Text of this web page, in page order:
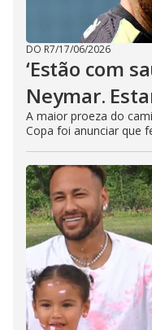
DO R7/17/06/2026
‘Estão com
Neymar.
A maior proeza do
Copa foi anunciar que